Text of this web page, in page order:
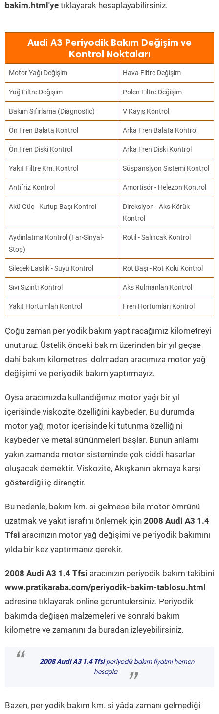
bakim.html'ye tıklayarak hesaplayabilirsiniz.
Audi A3 Periyodik Bakım Değişim ve
Kontrol Noktaları
Motor Yağı Değişim Hava Filtre Değişim
Yağ Filtre Değişim Polen Filtre Değişim
Bakım Sıfırlama (Diagnostic) V Kayış Kontrol
Ön Fren Balata Kontrol Arka Fren Balata Kontrol
Ön Fren Diski Kontrol Arka Fren Diski Kontrol
Yakıt Filtre Km. Kontrol Süspansiyon Sistemi Kontrol
Antifriz Kontrol Amortisör - Helezon Kontrol
Akü Güç - Kutup Başı Kontrol
Direksiyon - Aks Körük
Kontrol
Aydınlatma Kontrol (Far-Sinyal-
Stop)
Rotil - Salıncak Kontrol
Silecek Lastik - Suyu Kontrol Rot Başı - Rot Kolu Kontrol
Sıvı Sızıntı Kontrol Aks Rulmanları Kontrol
Yakıt Hortumları Kontrol Fren Hortumları Kontrol
Çoğu zaman periyodik bakım yaptıracağımız kilometreyi
unuturuz. Üstelik önceki bakım üzerinden bir yıl geçse
dahi bakım kilometresi dolmadan aracımıza motor yağ
değişimi ve periyodik bakım yaptırmayız.
Oysa aracımızda kullandığımız motor yağı bir yıl
içerisinde viskozite özelliğini kaybeder. Bu durumda
motor yağ, motor içerisinde ki tutunma özelliğini
kaybeder ve metal sürtünmeleri başlar. Bunun anlamı
yakın zamanda motor sisteminde çok ciddi hasarlar
oluşacak demektir. Viskozite, Akışkanın akmaya karşı
gösterdiği iç dirençtir.
Bu nedenle, bakım km. si gelmese bile motor ömrünü
uzatmak ve yakıt israfını önlemek için 2008 Audi A3 1.4
Tfsi aracınızın motor yağ değişimi ve periyodik bakımını
yılda bir kez yaptırmanız gerekir.
2008 Audi A3 1.4 Tfsi aracınızın periyodik bakım takibini
www.pratikaraba.com/periyodik-bakim-tablosu.html
adresine tıklayarak online görüntülersiniz. Periyodik
bakımda değişen malzemeleri ve sonraki bakım
kilometre ve zamanını da buradan izleyebilirsiniz.
“ 2008 Audi A3 1.4 Tfsiperiyodik bakım fiyatını hemen
hesapla
”
Bazen, periyodik bakım km. si yâda zamanı gelmediği